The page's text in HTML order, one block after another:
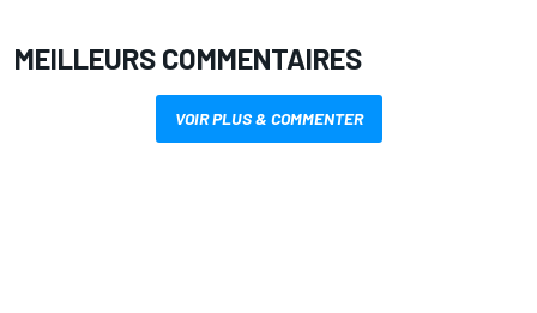
MEILLEURS COMMENTAIRES
VOIR PLUS & COMMENTER